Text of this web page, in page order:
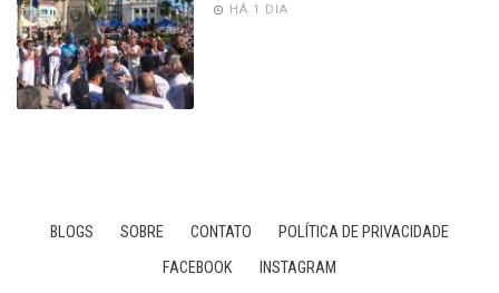
HÁ 1 DIA
BLOGS SOBRE CONTATO
POLÍTICA DE PRIVACIDADE
FACEBOOK
INSTAGRAM